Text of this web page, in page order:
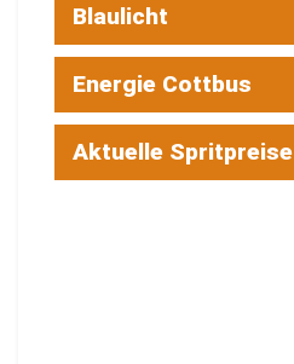
Blaulicht
Energie Cottbus
Aktuelle Spritpreise